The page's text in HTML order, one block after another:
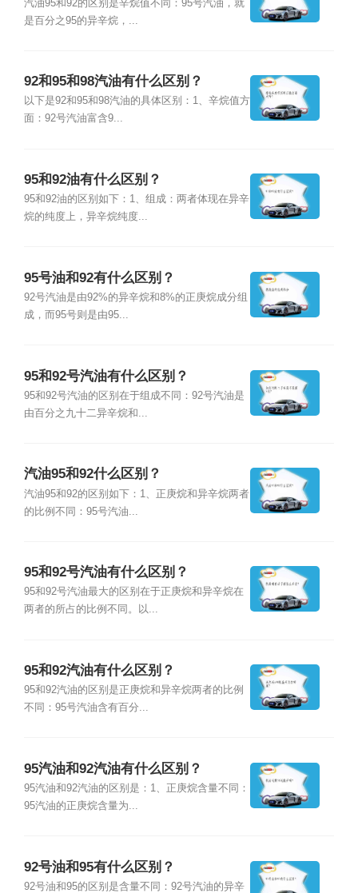
汽油95和92的区别是辛烷值不同：95号汽油，就
是百分之95的异辛烷，...
92和95和98汽油有什么区别？
以下是92和95和98汽油的具体区别：1、辛烷值方
面：92号汽油富含9...
95和92油有什么区别？
95和92油的区别如下：1、组成：两者体现在异辛
烷的纯度上，异辛烷纯度...
95号油和92有什么区别？
92号汽油是由92%的异辛烷和8%的正庚烷成分组
成，而95号则是由95...
95和92号汽油有什么区别？
95和92号汽油的区别在于组成不同：92号汽油是
由百分之九十二异辛烷和...
汽油95和92什么区别？
汽油95和92的区别如下：1、正庚烷和异辛烷两者
的比例不同：95号汽油...
95和92号汽油有什么区别？
95和92号汽油最大的区别在于正庚烷和异辛烷在
两者的所占的比例不同。以...
95和92汽油有什么区别？
95和92汽油的区别是正庚烷和异辛烷两者的比例
不同：95号汽油含有百分...
95汽油和92汽油有什么区别？
95汽油和92汽油的区别是：1、正庚烷含量不同：
95汽油的正庚烷含量为...
92号油和95有什么区别？
92号油和95的区别是含量不同：92号汽油的异辛